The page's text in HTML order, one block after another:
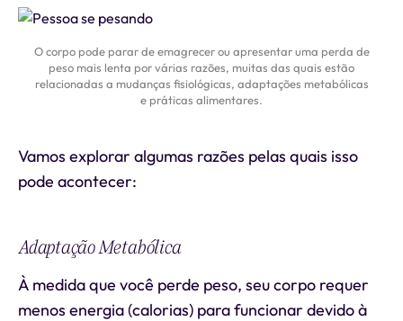
O corpo pode parar de emagrecer ou apresentar uma perda de
peso mais lenta por várias razões, muitas das quais estão
relacionadas a mudanças fisiológicas, adaptações metabólicas
e práticas alimentares.
Vamos explorar algumas razões pelas quais isso
pode acontecer:
Adaptação Metabólica
À medida que você perde peso, seu corpo requer
menos energia (calorias) para funcionar devido à